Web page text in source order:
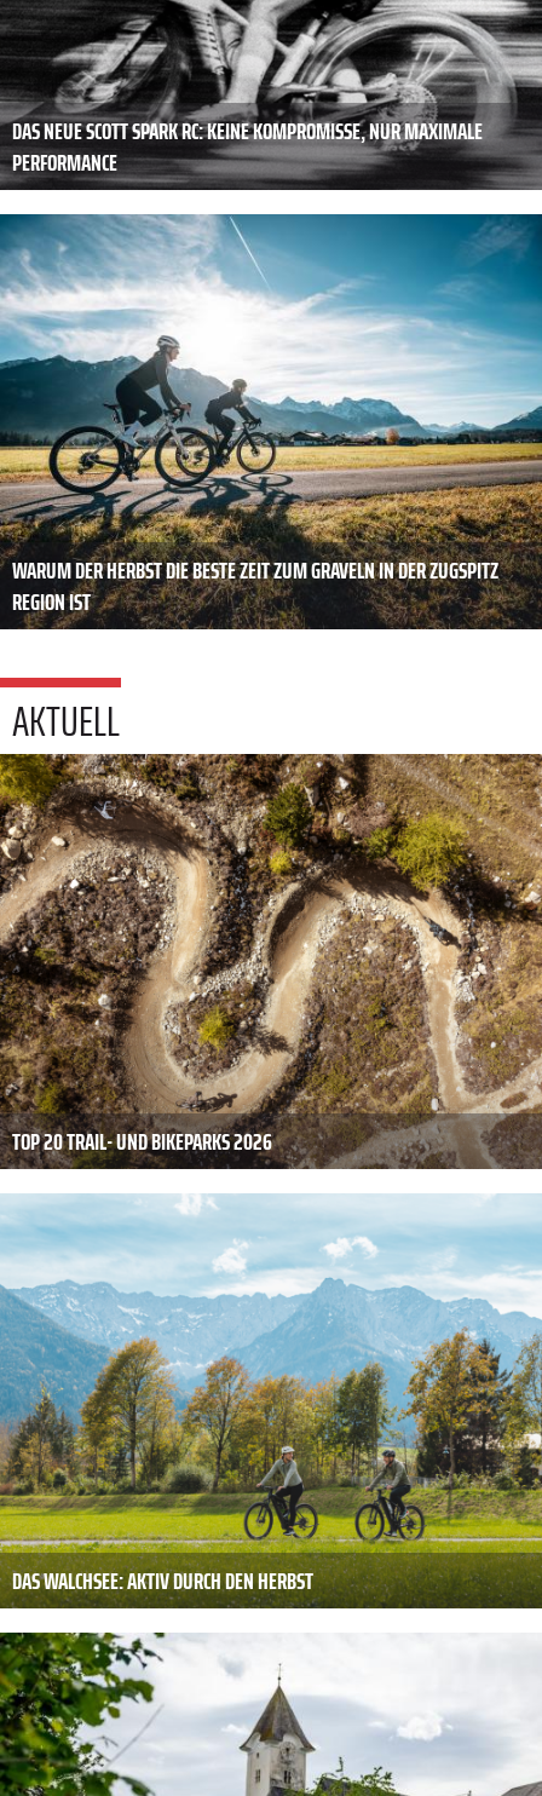
DAS NEUE SCOTT SPARK RC: KEINE KOMPROMISSE, NUR MAXIMALE
PERFORMANCE
WARUM DER HERBST DIE BESTE ZEIT ZUM GRAVELN IN DER ZUGSPITZ
REGION IST
AKTUELL
TOP 20 TRAIL- UND BIKEPARKS 2026
DAS WALCHSEE: AKTIV DURCH DEN HERBST